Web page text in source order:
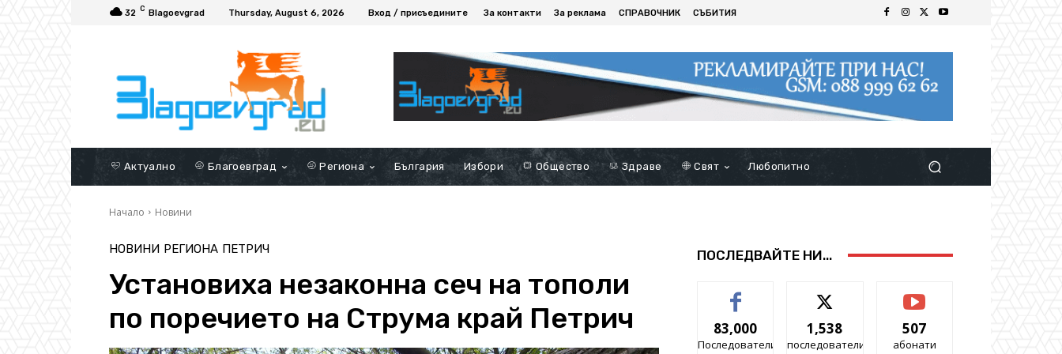
32 C Blagoevgrad Thursday, August 6, 2026 Вход / присъедините За контакти За реклама СПРАВОЧНИК СЪБИТИЯ
Актуално Благоевград Региона България Избори Общество Здраве Свят Любопитно
Начало Новини
НОВИНИ РЕГИОНА ПЕТРИЧ
Установиха незаконна сеч на тополи
по поречието на Струма край Петрич
ПОСЛЕДВАЙТЕ НИ...
83,000
Последователи
1,538
последователи
507
абонати